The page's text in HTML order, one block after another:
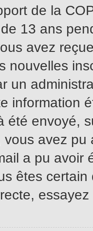
de la
13 ans
avez
nouvelles
un
information
été envoyé,
vous avez
a pu
êtes